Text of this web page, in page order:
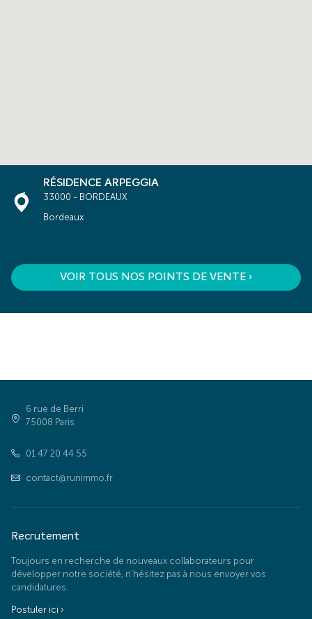
RÉSIDENCE ARPEGGIA
33000 - BORDEAUX
Bordeaux
VOIR TOUS NOS POINTS DE VENTE ›
6 rue de Berri
75008 Paris
01 47 20 44 55
contact@runimmo.fr
Recrutement
Toujours en recherche de nouveaux collaborateurs pour
développer notre société, n’hésitez pas à nous envoyer vos
candidatures.
Postuler ici ›